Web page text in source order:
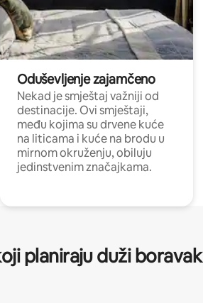
Oduševljenje zajamčeno
Nekad je smještaj važniji od
destinacije. Ovi smještaji,
među kojima su drvene kuće
na liticama i kuće na brodu u
mirnom okruženju, obiluju
jedinstvenim značajkama.
planiraju duži boravak